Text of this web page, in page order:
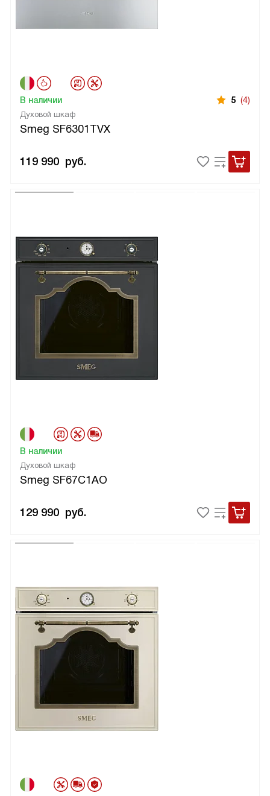
Духовой шкаф
Smeg SF6301TVX
В наличии 5 (4)
119 990 руб.
Духовой шкаф
Smeg SF67C1AO
В наличии
129 990 руб.